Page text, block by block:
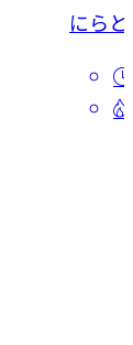
にら